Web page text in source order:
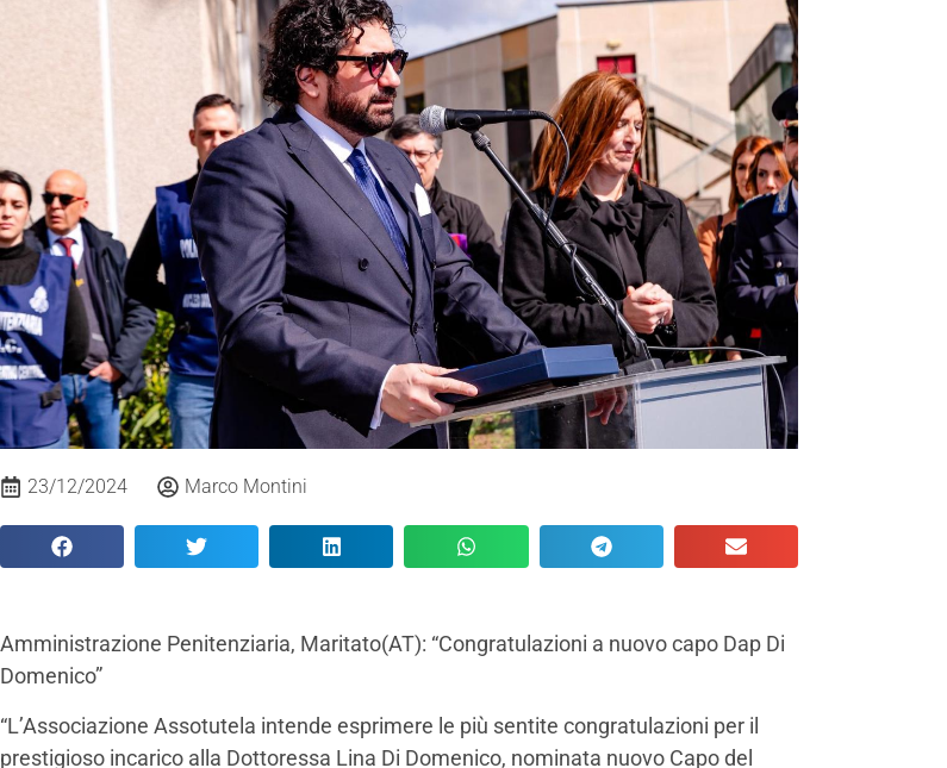
23/12/2024 Marco Montini
Amministrazione Penitenziaria, Maritato(AT): “Congratulazioni a nuovo capo Dap Di
Domenico”
“L’Associazione Assotutela intende esprimere le più sentite congratulazioni per il
prestigioso incarico alla Dottoressa Lina Di Domenico, nominata nuovo Capo del